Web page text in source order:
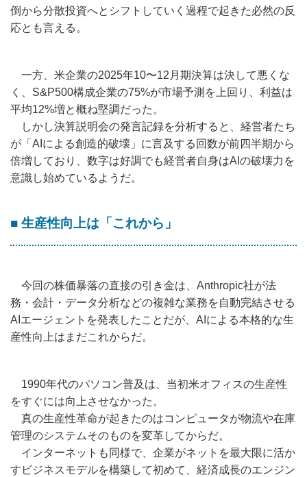
倒から分散投資へとシフトしていく過程で起きた必然の反
応とも言える。
一方、米企業の2025年10〜12月期決算は決して悪くな
く、S&P500構成企業の75%が市場予測を上回り、利益は
平均12%増と概ね堅調だった。
しかし決算説明会の発言記録を分析すると、経営者たち
が「AIによる創造的破壊」に言及する回数が前四半期から
倍増しており、数字は好調でも経営者自身はAIの破壊力を
意識し始めているようだ。
■ 生産性向上は「これから」
今回の株価暴落の直接の引き金は、Anthropic社が法
務・会計・データ分析などの複雑な業務を自動完結させる
AIエージェントを発表したことだが、AIによる本格的な生
産性向上はまだこれからだ。
1990年代のパソコン普及は、当初米オフィスの生産性
をすぐには向上させなかった。
真の生産性革命が起きたのはコンピュータが物流や在庫
管理のシステムそのものを変革してからだ。
インターネットも同様で、企業がネットを最大限に活か
すビジネスモデルを構築して初めて、経済成長のエンジン